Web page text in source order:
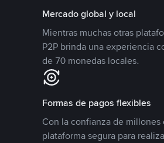
Mercado global y local
Mientras muchas otras
P2P brinda una experiencia
de 70 monedas locales.
Formas de pagos flexibles
Con la confianza de
plataforma segura para